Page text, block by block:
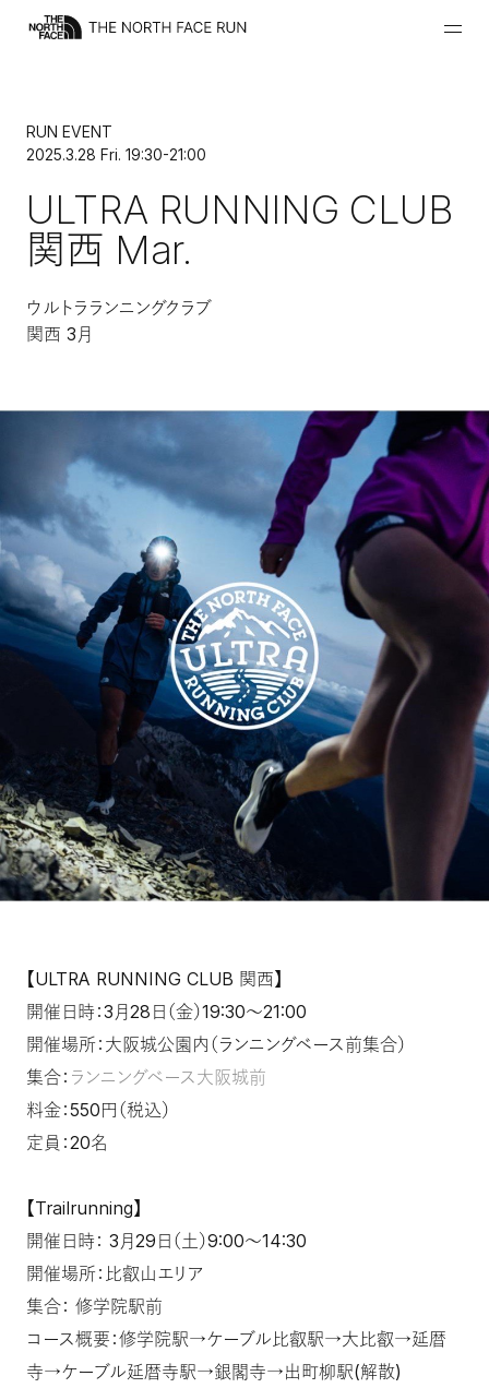
RUN EVENT
2025.3.28 Fri. 19:30-21:00
ULTRA RUNNING CLUB
関西 Mar.
ウルトラランニングクラブ
関西 3月
【ULTRA RUNNING CLUB 関西】
開催日時：3月28日（金）19:30～21:00
開催場所：大阪城公園内（ランニングベース前集合）
集合： ランニングベース大阪城前
料金：550円（税込）
定員：20名
【Trailrunning】
開催日時： 3月29日（土）9:00～14:30
開催場所：比叡山エリア
集合： 修学院駅前
コース概要：修学院駅→ケーブル比叡駅→大比叡→延暦
寺→ケーブル延暦寺駅→銀閣寺→出町柳駅(解散)